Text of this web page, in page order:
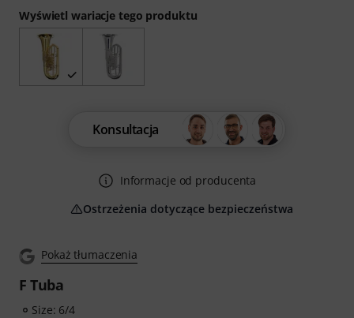
Pokaż tłumaczenia
F Tuba
Size: 6/4
Wyświetl wariacje tego produktu
Konsultacja
Informacje od producenta
Ostrzeżenia dotyczące bezpieczeństwa